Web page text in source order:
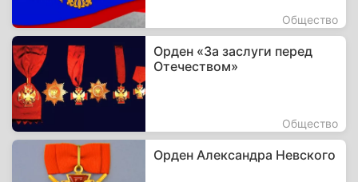
Общество
Орден «За заслуги перед
Отечеством»
Общество
Орден Александра Невского